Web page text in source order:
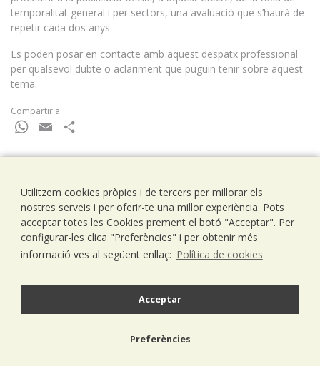
temporalitat general i per sectors, una avaluació que s’haurà de
repetir cada dos anys.
Es poden posar en contacte amb aquest despatx professional
per qualsevol dubte o aclariment que puguin tenir sobre aquest
tema.
Compartir a
WhatsApp
Email
Ramells Ramoneda
Assessors - Consultors
C/ Balmes 203, 1º 1ª
08006 Barcelona
T..93 238 79 26
política de privacitat política de cookies
Utilitzem cookies pròpies i de tercers per millorar els
nostres serveis i per oferir-te una millor experiència. Pots
acceptar totes les Cookies prement el botó "Acceptar". Per
configurar-les clica "Preferències" i per obtenir més
informació ves al següent enllaç: Política de cookies
Acceptar
Preferències